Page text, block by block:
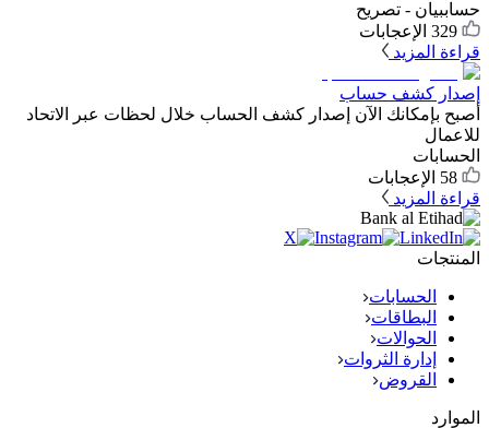
حساببيان - تصريح
329 الإعجابات
قراءة المزيد
إصدار كشف حساب
أصبح بإمكانك الآن إصدار كشف الحساب خلال لحظات عبر الاتحاد
للاعمال
الحسابات
58 الإعجابات
قراءة المزيد
المنتجات
الحسابات
البطاقات
الحوالات
إدارة الثروات
القروض
الموارد